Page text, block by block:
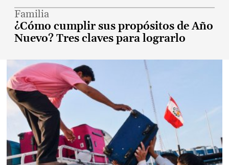
Familia
¿Cómo cumplir sus propósitos de Año
Nuevo? Tres claves para lograrlo